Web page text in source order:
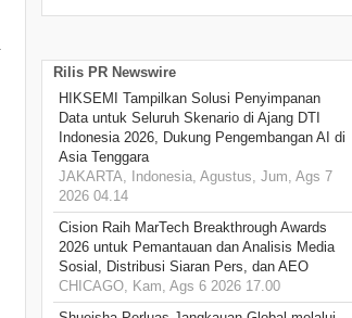
Rilis PR Newswire
HIKSEMI Tampilkan Solusi Penyimpanan
Data untuk Seluruh Skenario di Ajang DTI
Indonesia 2026, Dukung Pengembangan AI di
Asia Tenggara
JAKARTA, Indonesia, Agustus, Jum, Ags 7
2026 04.14
Cision Raih MarTech Breakthrough Awards
2026 untuk Pemantauan dan Analisis Media
Sosial, Distribusi Siaran Pers, dan AEO
CHICAGO, Kam, Ags 6 2026 17.00